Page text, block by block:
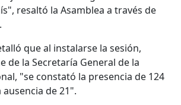
resaltó la Asamblea a través de
que al instalarse la sesión,
de la Secretaría General de la
"se constató la presencia de 124
de 21".